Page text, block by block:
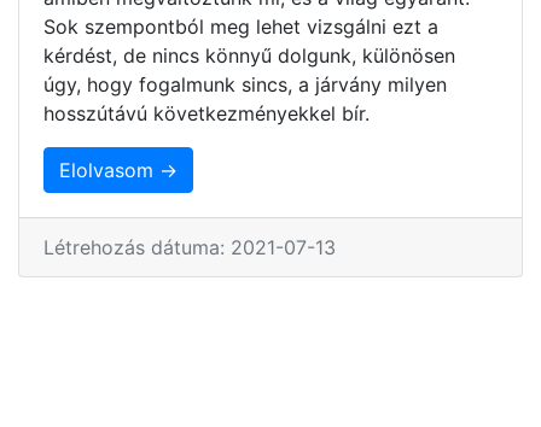
Sok szempontból meg lehet vizsgálni ezt a
kérdést, de nincs könnyű dolgunk, különösen
úgy, hogy fogalmunk sincs, a járvány milyen
hosszútávú következményekkel bír.
Elolvasom →
Létrehozás dátuma: 2021-07-13